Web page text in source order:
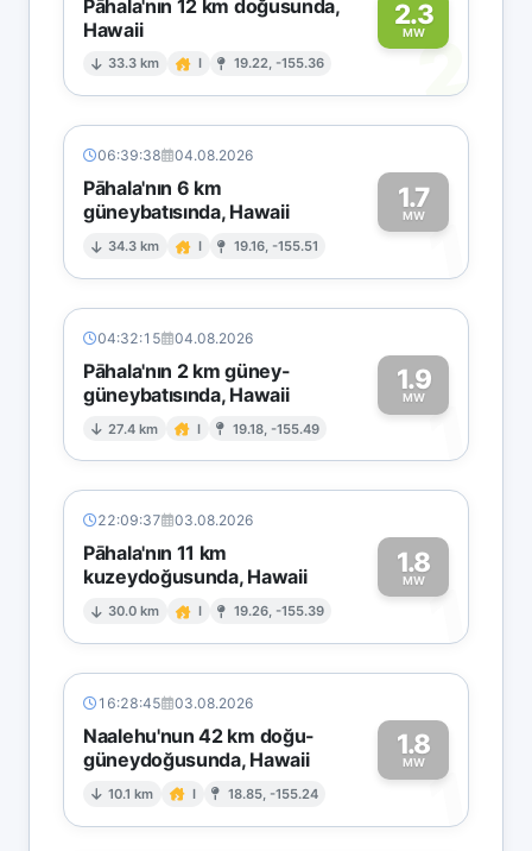
Pāhala'nın 12 km doğusunda,
Hawaii
33.3 km I 19.22, -155.36
2.3
MW2
06:39:38 04.08.2026
Pāhala'nın 6 km
güneybatısında, Hawaii
34.3 km I 19.16, -155.51
1.7
MW1
04:32:15 04.08.2026
Pāhala'nın 2 km güney-
güneybatısında, Hawaii
27.4 km I 19.18, -155.49
1.9
MW1
22:09:37 03.08.2026
Pāhala'nın 11 km
kuzeydoğusunda, Hawaii
30.0 km I 19.26, -155.39
1.8
MW1
16:28:45 03.08.2026
Naalehu'nun 42 km doğu-
güneydoğusunda, Hawaii
10.1 km I 18.85, -155.24
1.8
MW1